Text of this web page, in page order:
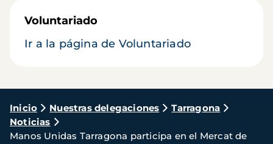
Voluntariado
Ir a la página de Voluntariado
Ruta
de
Inicio Nuestras delegaciones
Tarragona
Noticias
Manos Unidas Tarragona participa en el Mercat de